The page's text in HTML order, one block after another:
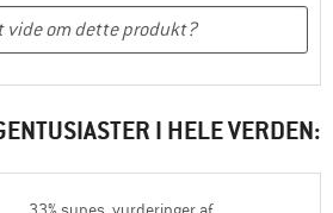
I HELE VERDEN: